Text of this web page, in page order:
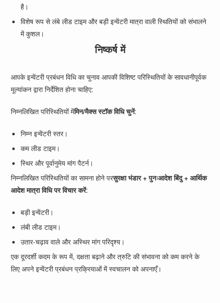
है।
विशेष रूप से लंबे लीड टाइम और बड़ी इन्वेंटरी मात्रा वाली स्थितियों को संभालने
में कुशल।
निष्कर्ष में
आपके इन्वेंटरी प्रबंधन विधि का चुनाव आपकी विशिष्ट परिस्थितियों के सावधानीपूर्वक
मूल्यांकन द्वारा निर्देशित होना चाहिए:
निम्नलिखित परिस्थितियों मेंमिन/मैक्स स्टॉक विधि चुनें:
निम्न इन्वेंटरी स्तर।
कम लीड टाइम।
स्थिर और पूर्वानुमेय मांग पैटर्न।
निम्नलिखित परिस्थितियों का सामना होने परसुरक्षा भंडार + पुनःआदेश बिंदु + आर्थिक
आदेश मात्रा विधि पर विचार करें:
बड़ी इन्वेंटरी।
लंबी लीड टाइम।
उतार-चढ़ाव वाले और अस्थिर मांग परिदृश्य।
एक दूरदर्शी कदम के रूप में, दक्षता बढ़ाने और त्रुटि की संभावना को कम करने के
लिए अपने इन्वेंटरी प्रबंधन प्रक्रियाओं में स्वचालन को अपनाएँ।